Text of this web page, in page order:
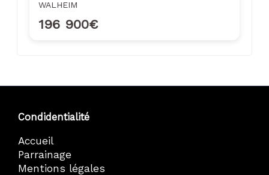
WALHEIM
196 900€
Condidentialité
Accueil
Parrainage
Mentions légales